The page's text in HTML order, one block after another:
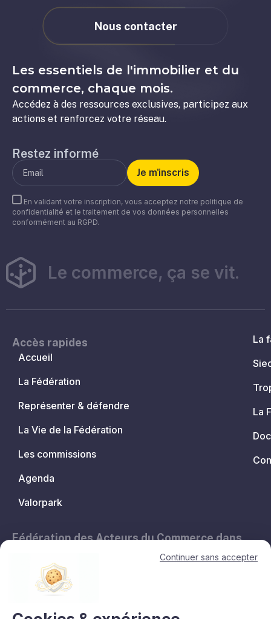
Nous contacter
Les essentiels de l'immobilier et du
commerce, chaque mois.
Accédez à des ressources exclusives, participez aux
actions et renforcez votre réseau.
Restez informé
En validant votre inscription, vous acceptez notre politique de
confidentialité et le traitement de vos données personnelles
conformément au RGPD.
Le commerce, ça se vit.
Accès rapides
Accueil
La Fédération
Représenter & défendre
La Vie de la Fédération
Les commissions
Agenda
Valorpark
La
La
Fédération des Acteurs du Commerce dans
11, avenue de l'Opéra - 75001 Paris
contact@lesacteursducommerce.com
+33 1 53 43 82 60
Continuer sans accepter